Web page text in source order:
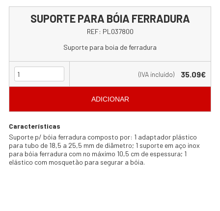
SUPORTE PARA BÓIA FERRADURA
REF: PL037800
Suporte para boia de ferradura
(IVA incluído) 35.09€
ADICIONAR
Características
Suporte p/ bóia ferradura composto por: 1 adaptador plástico
para tubo de 18,5 a 25,5 mm de diâmetro; 1 suporte em aço inox
para bóia ferradura com no máximo 10,5 cm de espessura; 1
elástico com mosquetão para segurar a bóia.